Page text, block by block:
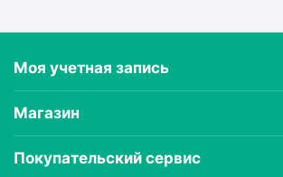
Моя учетная запись
Магазин
Покупательский сервис